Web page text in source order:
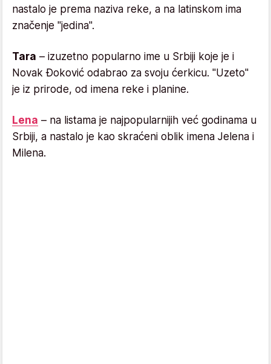
nastalo je prema naziva reke, a na latinskom ima
značenje "jedina".
Tara – izuzetno popularno ime u Srbiji koje je i
Novak Đoković odabrao za svoju ćerkicu. "Uzeto"
je iz prirode, od imena reke i planine.
Lena – na listama je najpopularnijih već godinama u
Srbiji, a nastalo je kao skraćeni oblik imena Jelena i
Milena.